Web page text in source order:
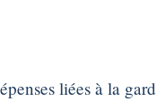
liées à la